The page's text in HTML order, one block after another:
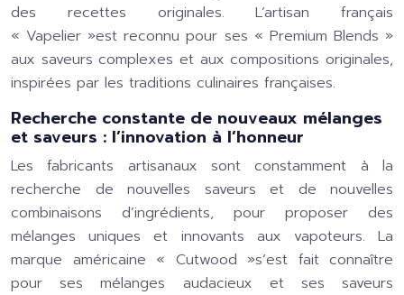
des recettes originales. L’artisan français
« Vapelier »est reconnu pour ses « Premium Blends »
aux saveurs complexes et aux compositions originales,
inspirées par les traditions culinaires françaises.
Recherche constante de nouveaux mélanges
et saveurs : l’innovation à l’honneur
Les fabricants artisanaux sont constamment à la
recherche de nouvelles saveurs et de nouvelles
combinaisons d’ingrédients, pour proposer des
mélanges uniques et innovants aux vapoteurs. La
marque américaine « Cutwood »s’est fait connaître
pour ses mélanges audacieux et ses saveurs